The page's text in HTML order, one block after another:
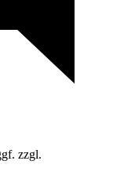
zzgl.